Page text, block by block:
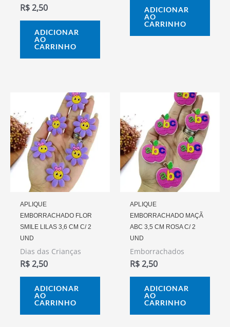
R$2,50
ADICIONAR
AO
CARRINHO
ADICIONAR
AO
CARRINHO
APLIQUE
EMBORRACHADO FLOR
SMILE LILAS 3,6 CM C/ 2
UND
Dias das Crianças
R$2,50
ADICIONAR
AO
CARRINHO
APLIQUE
EMBORRACHADO MAÇÃ
ABC 3,5 CM ROSA C/ 2
UND
Emborrachados
R$2,50
ADICIONAR
AO
CARRINHO